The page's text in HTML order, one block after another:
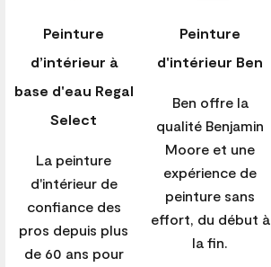
Peinture
d’intérieur à
base d'eau Regal
Select
La peinture
d'intérieur de
confiance des
pros depuis plus
de 60 ans pour
Peinture
d'intérieur Ben
Ben offre la
qualité Benjamin
Moore et une
expérience de
peinture sans
effort, du début à
la fin.